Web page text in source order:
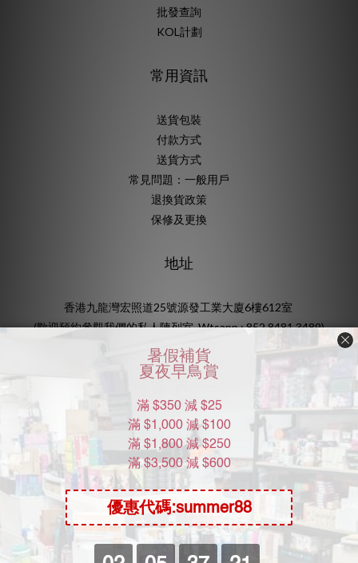
批發查詢
KOL計劃
常用資訊
送貨包裝
付款方式
送貨方式
常見問題：一般用戶
退換貨政策
保修及更換
地址
香港九龍灣宏照道25號源發工業大廈6樓612室
(歡迎預約參觀我們的私人陳列室, Wtsapp : 852 8481 3489)
及 觀塘一千尺倉庫
星期一至五 : 下午1:00 -> 下午6:30
星期六 : 上午11:00 -> 下午14:00
星期日及公眾假期休息
客服專線 Contact Us
Call : +852 3460 2478
Whatsapp :
+852 8481 3489